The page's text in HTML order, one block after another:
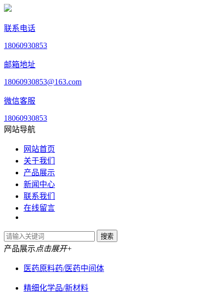
联系电话
18060930853
邮箱地址
18060930853@163.com
微信客服
18060930853
网站导航
网站首页
关于我们
产品展示
新闻中心
联系我们
在线留言
产品展示点击展开+
医药原料药/医药中间体
精细化学品/新材料